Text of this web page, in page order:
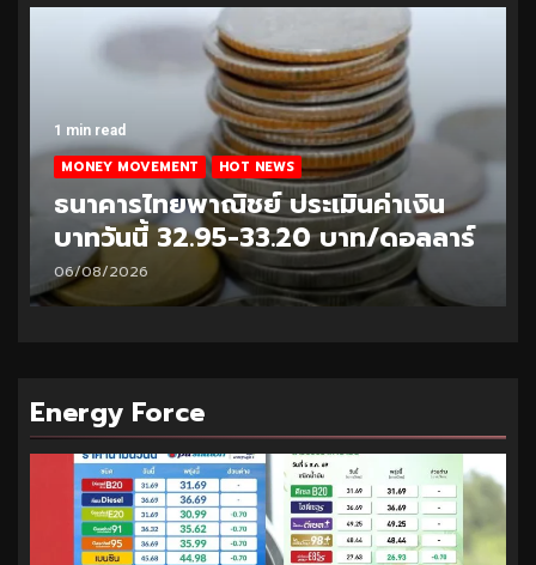
1 min read
MONEY MOVEMENT HOT NEWS
ธนาคารไทยพาณิชย์ ประเมินค่าเงิน
บาทวันนี้ 32.95-33.20 บาท/ดอลลาร์
06/08/2026
Energy Force